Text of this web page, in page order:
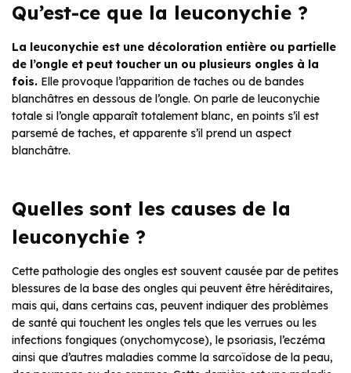
Qu’est-ce que la leuconychie ?
La leuconychie est une décoloration entière ou partielle
de l’ongle et peut toucher un ou plusieurs ongles à la
fois. Elle provoque l’apparition de taches ou de bandes
blanchâtres en dessous de l’ongle. On parle de leuconychie
totale si l’ongle apparaît totalement blanc, en points s’il est
parsemé de taches, et apparente s’il prend un aspect
blanchâtre.
Quelles sont les causes de la
leuconychie ?
Cette pathologie des ongles est souvent causée par de petites
blessures de la base des ongles qui peuvent être héréditaires,
mais qui, dans certains cas, peuvent indiquer des problèmes
de santé qui touchent les ongles tels que les verrues ou les
infections fongiques (onychomycose), le psoriasis, l’eczéma
ainsi que d’autres maladies comme la sarcoïdose de la peau,